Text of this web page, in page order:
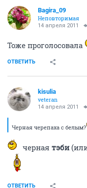
Bagira_09
Неповторимая
14 апреля 2011
Тоже проголосовала
ОТВЕТИТЬ
kisulia
veteran
14 апреля 2011
Черная черепаха с белым?
черная тэби
ОТВЕТИТЬ